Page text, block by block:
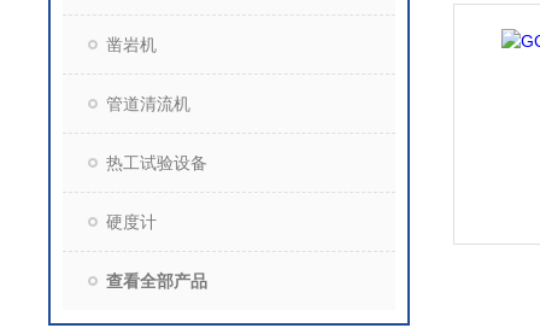
凿岩机
管道清流机
热工试验设备
硬度计
查看全部产品